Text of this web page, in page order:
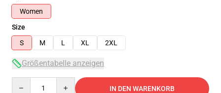
Women
Size
S
M L XL 2XL
Größentabelle anzeigen
IN DEN WARENKORB